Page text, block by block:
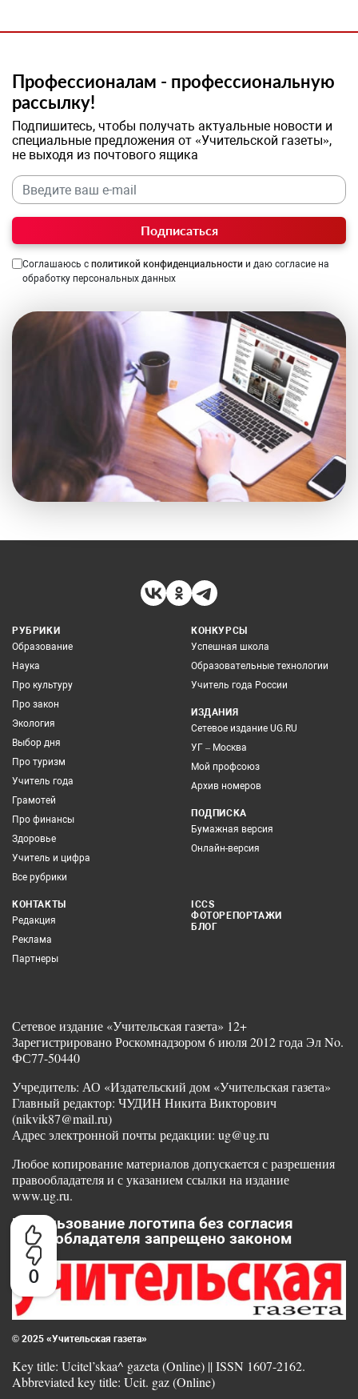
0
Профессионалам - профессиональную
рассылку!
Подпишитесь, чтобы получать актуальные новости и
специальные предложения от «Учительской газеты»,
не выходя из почтового ящика
Подписаться
Соглашаюсь с политикой конфиденциальности и даю согласие на
обработку персональных данных
РУБРИКИ
Образование
Наука
Про культуру
Про закон
Экология
Выбор дня
Про туризм
Учитель года
Грамотей
Про финансы
Здоровье
Учитель и цифра
Все рубрики
КОНКУРСЫ
Успешная школа
Образовательные технологии
Учитель года России
ИЗДАНИЯ
Сетевое издание UG.RU
УГ – Москва
Мой профсоюз
Архив номеров
ПОДПИСКА
Бумажная версия
Онлайн-версия
КОНТАКТЫ
Редакция
Реклама
Партнеры
ICCS
ФОТОРЕПОРТАЖИ
БЛОГ
Сетевое издание «Учительская газета» 12+
Зарегистрировано Роскомнадзором 6 июля 2012 года Эл No.
ФС77-50440
Учредитель: АО «Издательский дом «Учительская газета»
Главный редактор: ЧУДИН Никита Викторович
(nikvik87@mail.ru)
Адрес электронной почты редакции: ug@ug.ru
Любое копирование материалов допускается с разрешения
правообладателя и с указанием ссылки на издание
www.ug.ru.
Использование логотипа без согласия
правообладателя запрещено законом
© 2025 «Учительская газета»
Key title: Ucitel’skaa^ gazeta (Online) || ISSN 1607-2162.
Abbreviated key title: Ucit. gaz (Online)